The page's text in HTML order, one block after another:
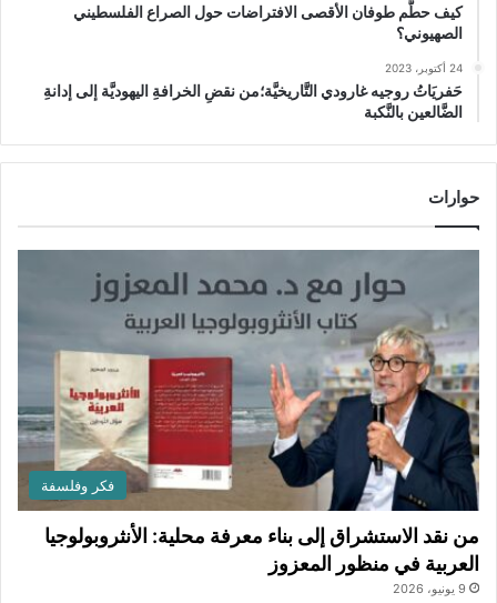
كيف حطَّم طوفان الأقصى الافتراضات حول الصراع الفلسطيني
الصهيوني؟
24 أكتوبر، 2023
حَفريَاتُ روجيه غارودي التَّاريخيَّة؛من نقضِ الخرافةِ اليهوديَّة إلى إدانةِ
الضَّالعين بالنَّكبة
حوارات
فكر وفلسفة
من نقد الاستشراق إلى بناء معرفة محلية: الأنثروبولوجيا
العربية في منظور المعزوز
9 يونيو، 2026